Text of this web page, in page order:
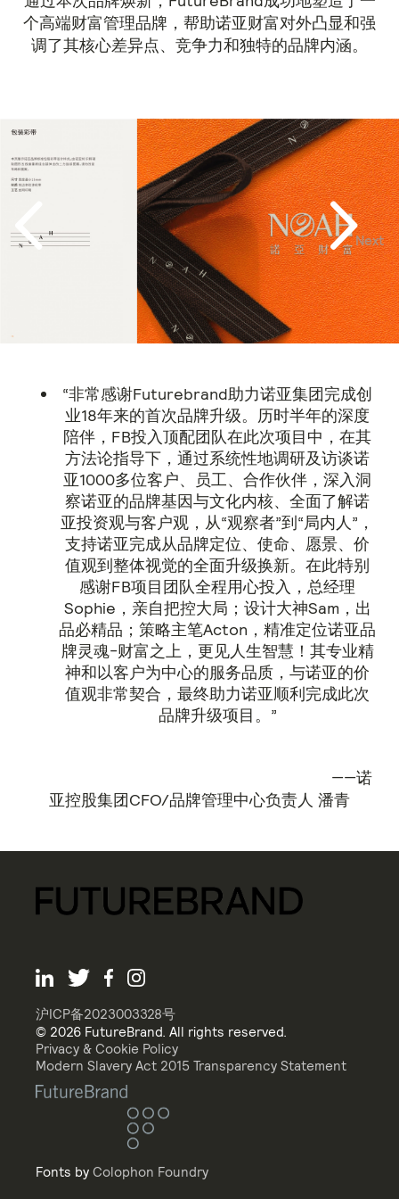
个高端财富管理品牌，帮助诺亚财富对外凸显和强
调了其核心差异点、竞争力和独特的品牌内涵。
Next
“非常感谢Futurebrand助力诺亚集团完成创
业18年来的首次品牌升级。历时半年的深度
陪伴，FB投入顶配团队在此次项目中，在其
方法论指导下，通过系统性地调研及访谈诺
亚1000多位客户、员工、合作伙伴，深入洞
察诺亚的品牌基因与文化内核、全面了解诺
亚投资观与客户观，从“观察者”到“局内人”，
支持诺亚完成从品牌定位、使命、愿景、价
值观到整体视觉的全面升级换新。在此特别
感谢FB项目团队全程用心投入，总经理
Sophie，亲自把控大局；设计大神Sam，出
品必精品；策略主笔Acton，精准定位诺亚品
牌灵魂-财富之上，更见人生智慧！其专业精
神和以客户为中心的服务品质，与诺亚的价
值观非常契合，最终助力诺亚顺利完成此次
品牌升级项目。”
——诺
亚控股集团CFO/品牌管理中心负责人 潘青
沪ICP备2023003328号
© 2026 FutureBrand. All rights reserved.
Privacy & Cookie Policy
Modern Slavery Act 2015 Transparency Statement
Fonts by Colophon Foundry